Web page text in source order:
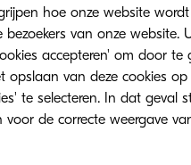
je zo snel
van inkjet
hoe onze website
van onze website.
accepteren' om door
opslaan van deze cookies
te selecteren. In dat